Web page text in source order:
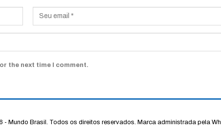
the next time I comment.
- Mundo Brasil. Todos os direitos reservados. Marca administrada pela